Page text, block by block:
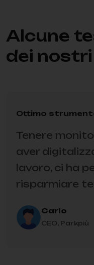
Alcune
dei
Ottimo
Tenere
aver
lavoro, ci ha
risparmiare
Carlo
CEO, Parkpiù